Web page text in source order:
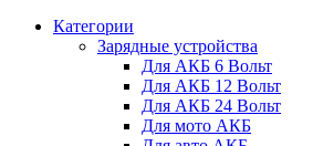
Категории
Зарядные устройства
Для АКБ 6 Вольт
Для АКБ 12 Вольт
Для АКБ 24 Вольт
Для мото АКБ